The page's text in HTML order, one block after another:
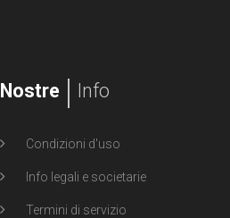
Nostre Info
Condizioni d'uso
Info legali e societarie
Termini di servizio